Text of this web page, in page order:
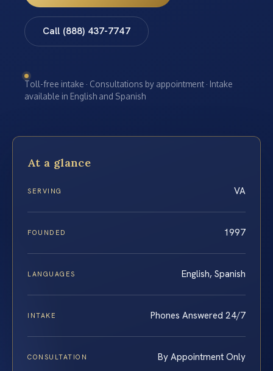
Call (888) 437-7747
Toll-free intake · Consultations by appointment · Intake
available in English and Spanish
At a glance
SERVING VA
FOUNDED 1997
LANGUAGES English, Spanish
INTAKE Phones Answered 24/7
CONSULTATION By Appointment Only